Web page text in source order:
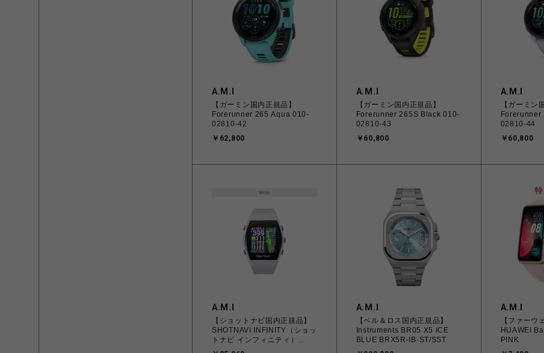
A.M.I
【ガーミン国内正規品】
Forerunner 265 Aqua 010-
02810-42
￥62,800
A.M.I
【ガーミン国内正規品】
Forerunner 265S Black 010-
02810-43
￥60,800
A.M.I
【ガーミン
Forerunner
02810-44
￥60,800
A.M.I
【ショットナビ国内正規品】
SHOTNAVI INFINITY（ショッ
トナビ インフィニティ）
WHITE ゴルフ 時計
A.M.I
【ベル＆ロス国内正規品】
Instruments BR05 X5 ICE
BLUE BRX5R-IB-ST/SST
A.M.I
【ファーウ
HUAWEI
PINK